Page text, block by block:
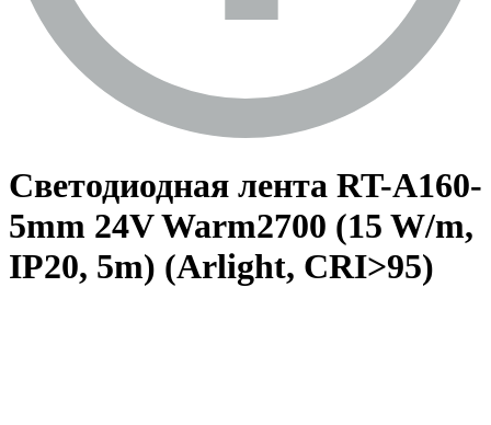
Светодиодная лента RT-A160-
5mm 24V Warm2700 (15 W/m,
IP20, 5m) (Arlight, CRI>95)